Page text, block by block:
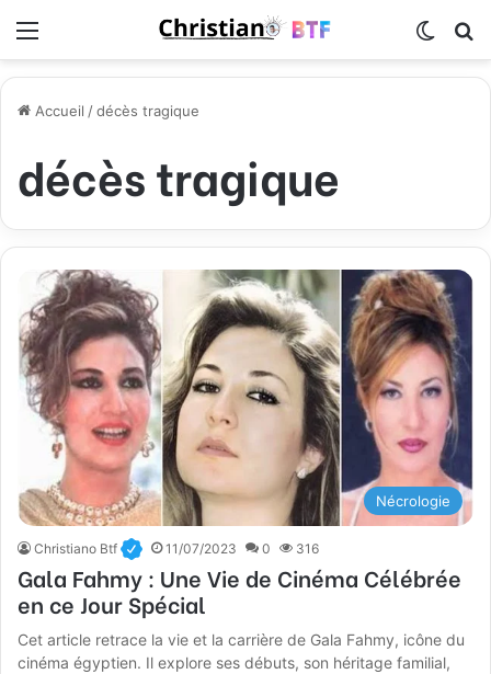
Accueil /décès tragique
décès tragique
Nécrologie
Christiano Btf 11/07/2023 0 316
Gala Fahmy : Une Vie de Cinéma Célébrée
en ce Jour Spécial
Cet article retrace la vie et la carrière de Gala Fahmy, icône du
cinéma égyptien. Il explore ses débuts, son héritage familial,